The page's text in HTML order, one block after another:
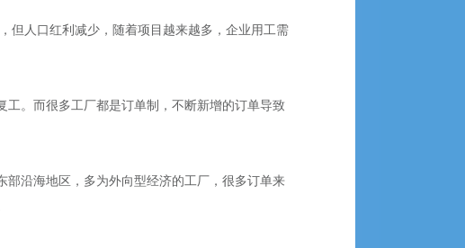
但人口红利减少，随着项目越来越多，企业用工需
。而很多工厂都是订单制，不断新增的订单导致
沿海地区，多为外向型经济的工厂，很多订单来